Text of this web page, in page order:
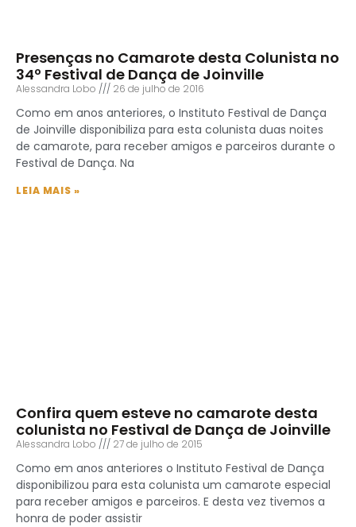
Presenças no Camarote desta Colunista no
34º Festival de Dança de Joinville
Alessandra Lobo 26 de julho de 2016
Como em anos anteriores, o Instituto Festival de Dança
de Joinville disponibiliza para esta colunista duas noites
de camarote, para receber amigos e parceiros durante o
Festival de Dança. Na
LEIA MAIS »
Confira quem esteve no camarote desta
colunista no Festival de Dança de Joinville
Alessandra Lobo 27 de julho de 2015
Como em anos anteriores o Instituto Festival de Dança
disponibilizou para esta colunista um camarote especial
para receber amigos e parceiros. E desta vez tivemos a
honra de poder assistir